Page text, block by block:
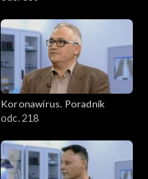
Koronawirus. Poradnik
odc. 218